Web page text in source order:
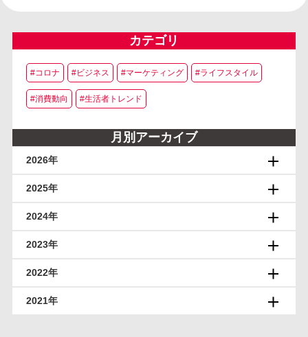
カテゴリ
#コロナ #ビジネス #マーケティング #ライフスタイル
#消費動向 #生活者トレンド
月別アーカイブ
2026年
2025年
2024年
2023年
2022年
2021年